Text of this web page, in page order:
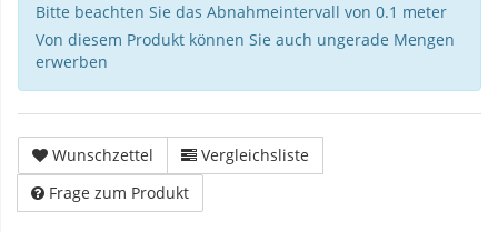
Bitte beachten Sie das Abnahmeintervall von 0.1 meter
Von diesem Produkt können Sie auch ungerade Mengen
erwerben
Wunschzettel
Vergleichsliste
Frage zum Produkt